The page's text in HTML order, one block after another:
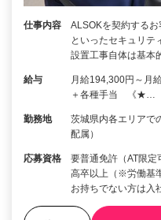
仕事内容
ALSOKを契約する
といったセキュリテ
設置工事自体は基本
給与
月給194,300円～月
＋各種手当 《★…
勤務地
茨城県内各エリア
配属）
応募資格
要普通免許（AT限
高卒以上（※労働基
お持ちでない方は入